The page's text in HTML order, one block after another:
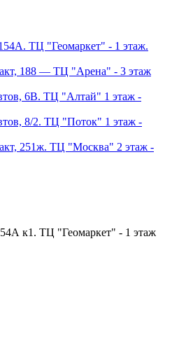
ТЦ "Геомаркет" - 1 этаж.
188 — ТЦ "Арена" - 3 этаж
6В. ТЦ "Алтай" 1 этаж -
8/2. ТЦ "Поток" 1 этаж -
251ж. ТЦ "Москва" 2 этаж -
к1. ТЦ "Геомаркет" - 1 этаж